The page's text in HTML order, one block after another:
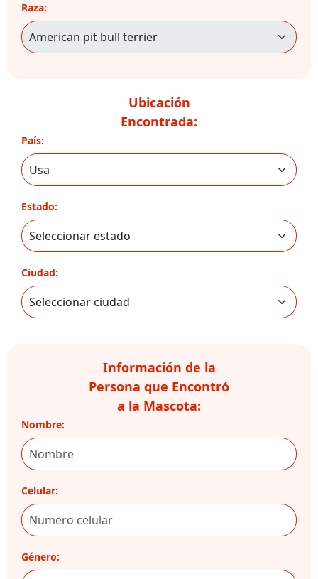
Raza:
Ubicación
Encontrada:
País:
Estado:
Ciudad:
Información de la
Persona que Encontró
a la Mascota:
Nombre:
Celular:
Género: